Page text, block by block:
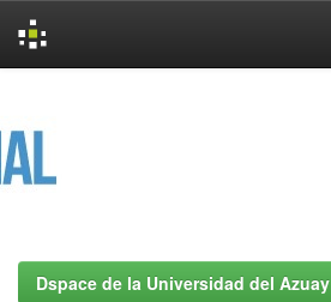
Dspace de la Universidad del Azuay